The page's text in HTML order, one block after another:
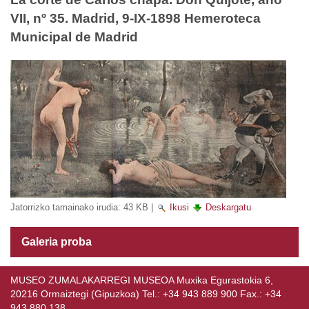
VII, nº 35. Madrid, 9-IX-1898 Hemeroteca
Municipal de Madrid
Jatorrizko tamainako irudia: 43 KB | Ikusi Deskargatu
Galeria proba
MUSEO ZUMALAKARREGI MUSEOA Muxika Egurastokia 6,
20216 Ormaiztegi (Gipuzkoa) Tel.: +34 943 889 900 Fax.: +34